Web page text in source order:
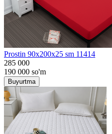
Prostin 90x200x25 sm 11414
285 000
190 000 so'm
Buyurtma